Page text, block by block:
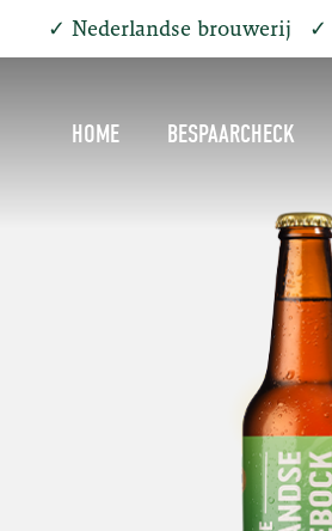
✓ Nederlandse brouwerij ✓
HOME BESPAARCHECK